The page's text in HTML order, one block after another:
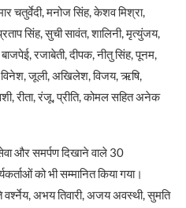
चतुर्वेदी, मनोज सिंह, केशव मिश्रा,
सिंह, सुची सावंत, शालिनी, मृत्युंजय,
रजाबेती, दीपक, नीतु सिंह, पूनम,
विनेश, जूली, अखिलेश, विजय, ऋषि,
रीता, रंजू, प्रीति, कोमल सहित अनेक
और समर्पण दिखाने वाले 30
को भी सम्मानित किया गया।
वर्श्नेय, अभय तिवारी, अजय अवस्थी, सुमति